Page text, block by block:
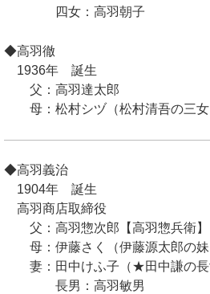
四女：高羽朝子
◆高羽徹
1936年 誕生
父：高羽達太郎
母：松村シヅ（松村清吾の三女
◆高羽義治
1904年 誕生
高羽商店取締役
父：高羽惣次郎【高羽惣兵衛】
母：伊藤さく（伊藤源太郎の妹
妻：田中けふ子（★田中謙の長
長男：高羽敏男